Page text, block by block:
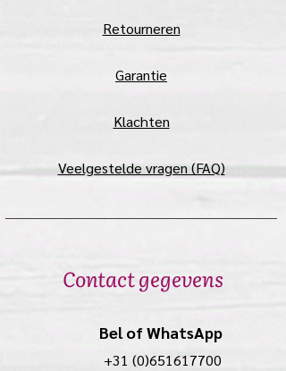
Retourneren
Garantie
Klachten
Veelgestelde vragen (FAQ)
Contact gegevens
Bel of WhatsApp
+31 (0)651617700